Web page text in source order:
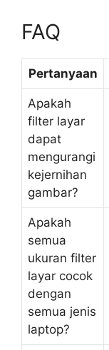
FAQ
Pertanyaan
Apakah
filter layar
dapat
mengurangi
kejernihan
gambar?
Apakah
semua
ukuran filter
layar cocok
dengan
semua jenis
laptop?